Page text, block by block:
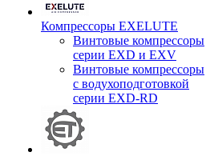
Компрессоры EXELUTE
Винтовые компрессоры
серии EXD и EXV
Винтовые компрессоры
с водухоподготовкой
серии EXD-RD